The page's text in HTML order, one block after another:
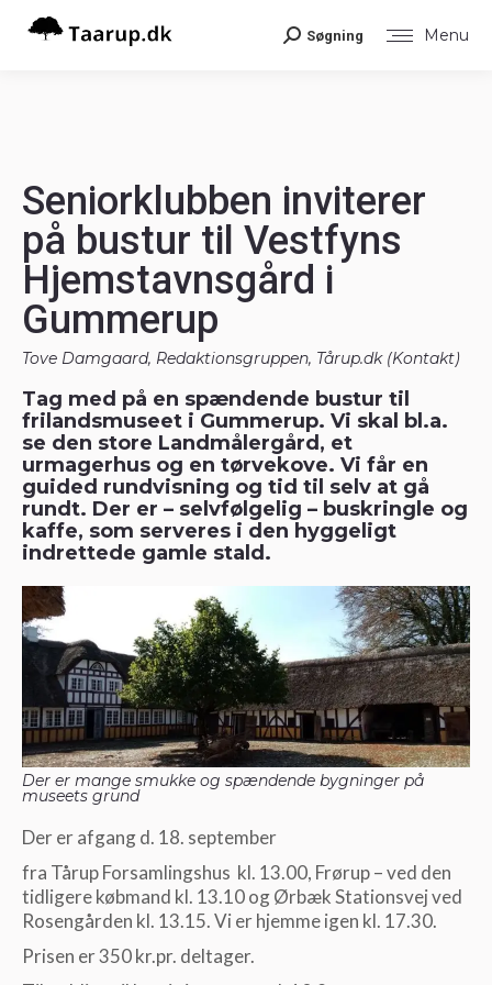
Menu
Search:
Søgning
Seniorklubben inviterer
på bustur til Vestfyns
Hjemstavnsgård i
Gummerup
Tove Damgaard, Redaktionsgruppen, Tårup.dk (Kontakt)
Tag med på en spændende bustur til
frilandsmuseet i Gummerup. Vi skal bl.a.
se den store Landmålergård, et
urmagerhus og en tørvekove. Vi får en
guided rundvisning og tid til selv at gå
rundt. Der er – selvfølgelig – buskringle og
kaffe, som serveres i den hyggeligt
indrettede gamle stald.
Der er mange smukke og spændende bygninger på
museets grund
Der er afgang d. 18. september
fra Tårup Forsamlingshus kl. 13.00, Frørup – ved den
tidligere købmand kl. 13.10 og Ørbæk Stationsvej ved
Rosengården kl. 13.15. Vi er hjemme igen kl. 17.30.
Prisen er 350 kr.pr. deltager.